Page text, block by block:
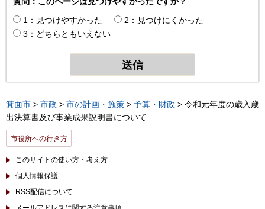
1：見つけやすかった
2：見つけにくかった
3：どちらともいえない
箕面市 > 市政 > 市の計画・施策 > 予算・財政 > 令和元年度の歳入歳
出決算書及び事業成果説明書について
市役所への行き方
このサイトの使い方・考え方
個人情報保護
RSS配信について